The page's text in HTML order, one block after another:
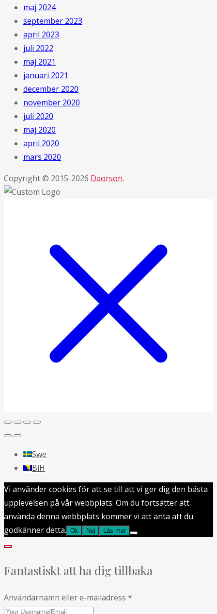
maj 2024
september 2023
april 2023
juli 2022
maj 2021
januari 2021
december 2020
november 2020
juli 2020
maj 2020
april 2020
mars 2020
Copyright © 2015-2026 Daorson.
Swe
BiH
Vi använder cookies för att se till att vi ger dig den bästa
upplevelsen på vår webbplats. Om du fortsätter att
använda denna webbplats kommer vi att anta att du
godkänner detta. Ok Nej Läs mer
Fantastiskt att ha dig tillbaka
Användarnamn eller e-mailadress *